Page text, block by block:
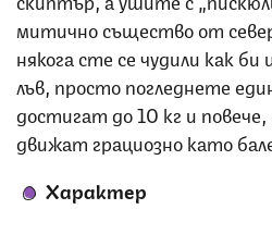
митично същество от
някога сте се чудили как
лъв, просто погледнете
достигат до 10 кг и
движат грациозно като
Характер